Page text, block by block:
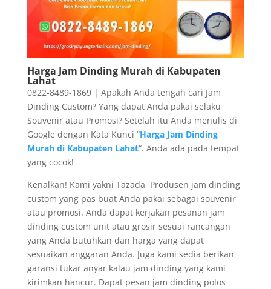
Harga Jam Dinding Murah di Kabupaten
Lahat
0822-8489-1869 | Apakah Anda tengah cari Jam
Dinding Custom? Yang dapat Anda pakai selaku
Souvenir atau Promosi? Setelah itu Anda menulis di
Google dengan Kata Kunci “Harga Jam Dinding
Murah di Kabupaten Lahat“. Anda ada pada tempat
yang cocok!
Kenalkan! Kami yakni Tazada, Produsen jam dinding
custom yang pas buat Anda pakai sebagai souvenir
atau promosi. Anda dapat kerjakan pesanan jam
dinding custom unit atau grosir sesuai rancangan
yang Anda butuhkan dan harga yang dapat
sesuaikan anggaran Anda. Juga kami sedia berikan
garansi tukar anyar kalau jam dinding yang kami
kirimkan hancur. Dapat pesan jam dinding polos